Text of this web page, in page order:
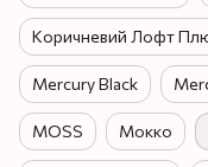
Коричневий Лофт
Mercury Black
MOSS Мокко